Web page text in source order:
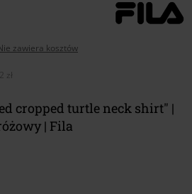
zawiera kosztów
zł
cropped turtle neck shirt" |
| Fila